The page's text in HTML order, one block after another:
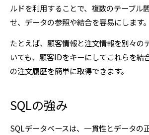
ルドを利用することで、複数のテーブル
せ、データの参照や結合を容易にします。
たとえば、顧客情報と注文情報を別々の
いても、顧客IDをキーにしてこれらを結
の注文履歴を簡単に取得できます。
SQLの強み
SQLデータベースは、一貫性とデータの